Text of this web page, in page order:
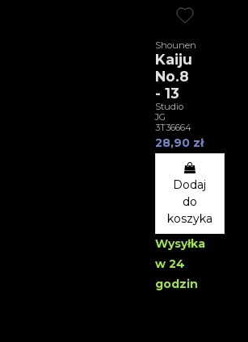
Shounen
Kaiju
No.8
- 13
Studio
JG
3T36664
28,90 zł
Dodaj
do
koszyka
Wysyłka
w 24
godzin